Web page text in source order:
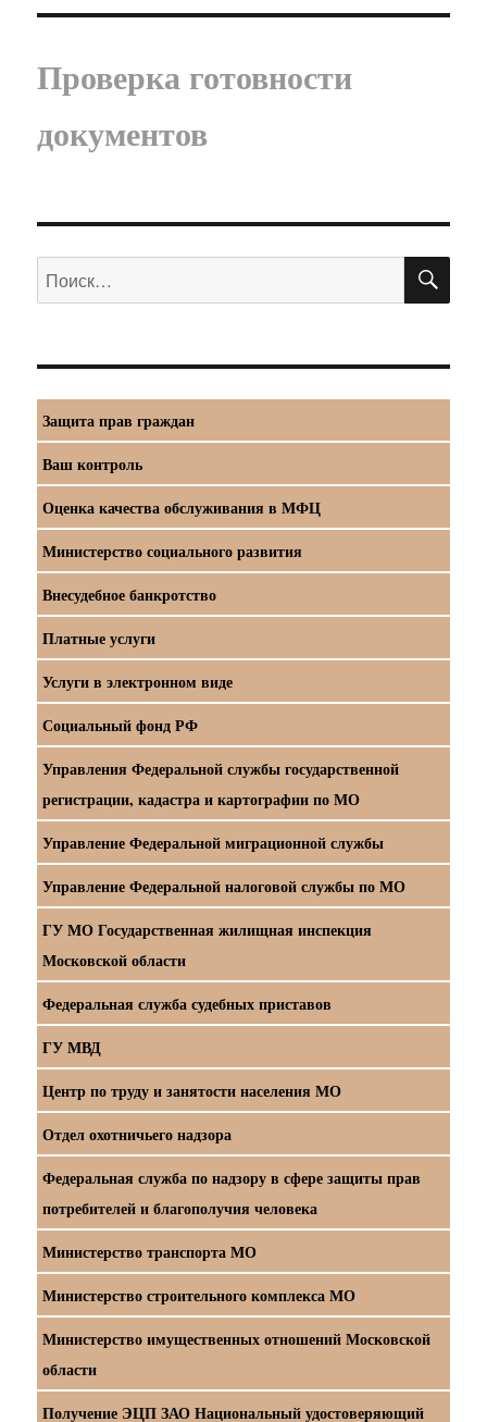
Проверка готовности
документов
Искать:
Защита прав граждан
Ваш контроль
Оценка качества обслуживания в МФЦ
Министерство социального развития
Внесудебное банкротство
Платные услуги
Услуги в электронном виде
Социальный фонд РФ
Управления Федеральной службы государственной
регистрации, кадастра и картографии по МО
Управление Федеральной миграционной службы
Управление Федеральной налоговой службы по МО
ГУ МО Государственная жилищная инспекция
Московской области
Федеральная служба судебных приставов
ГУ МВД
Центр по труду и занятости населения МО
Отдел охотничьего надзора
Федеральная служба по надзору в сфере защиты прав
потребителей и благополучия человека
Министерство транспорта МО
Министерство строительного комплекса МО
Министерство имущественных отношений Московской
области
Получение ЭЦП ЗАО Национальный удостоверяющий